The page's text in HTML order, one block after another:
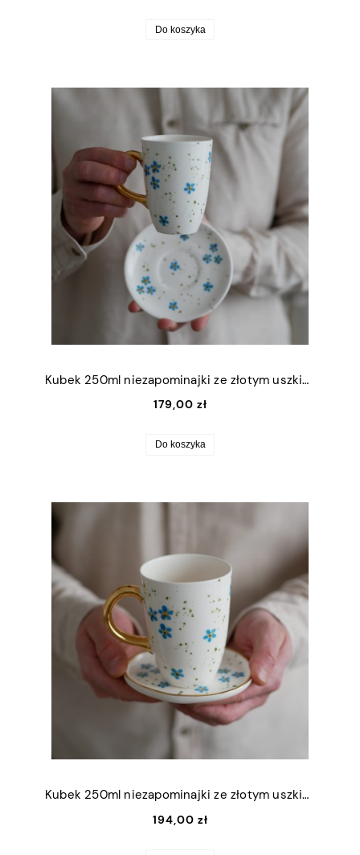
Do koszyka
Kubek 250ml niezapominajki ze złotym uszkiem + talerzyk 12,5cm
179,00 zł
Do koszyka
Kubek 250ml niezapominajki ze złotym uszkiem + talerzyk 9x11cm
194,00 zł